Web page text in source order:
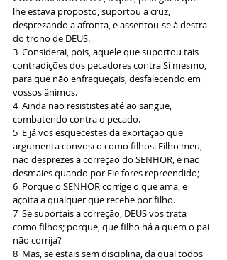
lhe estava proposto, suportou a cruz,
desprezando a afronta, e assentou-se à destra
do trono de DEUS.
3  Considerai, pois, aquele que suportou tais
contradições dos pecadores contra Si mesmo,
para que não enfraqueçais, desfalecendo em
vossos ânimos.
4  Ainda não resististes até ao sangue,
combatendo contra o pecado.
5  E já vos esquecestes da exortação que
argumenta convosco como filhos: Filho meu,
não desprezes a correção do SENHOR, e não
desmaies quando por Ele fores repreendido;
6  Porque o SENHOR corrige o que ama, e
açoita a qualquer que recebe por filho.
7  Se suportais a correção, DEUS vos trata
como filhos; porque, que filho há a quem o pai
não corrija?
8  Mas, se estais sem disciplina, da qual todos